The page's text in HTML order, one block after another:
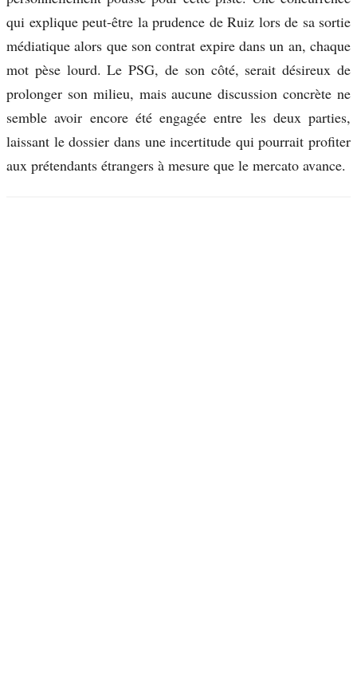
qui explique peut-être la prudence de Ruiz lors de sa sortie
médiatique alors que son contrat expire dans un an, chaque
mot pèse lourd. Le PSG, de son côté, serait désireux de
prolonger son milieu, mais aucune discussion concrète ne
semble avoir encore été engagée entre les deux parties,
laissant le dossier dans une incertitude qui pourrait profiter
aux prétendants étrangers à mesure que le mercato avance.